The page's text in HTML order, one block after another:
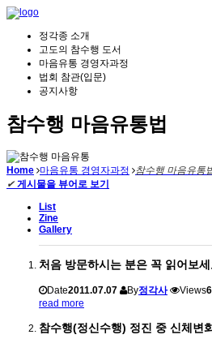
정각종 소개
고도의 참수행 도서
마음유통 경영자과정
법회 참관(입문)
공지사항
참수행 마음유통법
Home 마음유통 경영자과정
참수행 마음유통
✔ 게시물을 뷰어로 보기
List
Zine
Gallery
처음 방문하시는 분은 꼭 읽어보세
Date2011.07.07 By정각사 Views
read more
참수행(정신수행) 정진 중 신체변